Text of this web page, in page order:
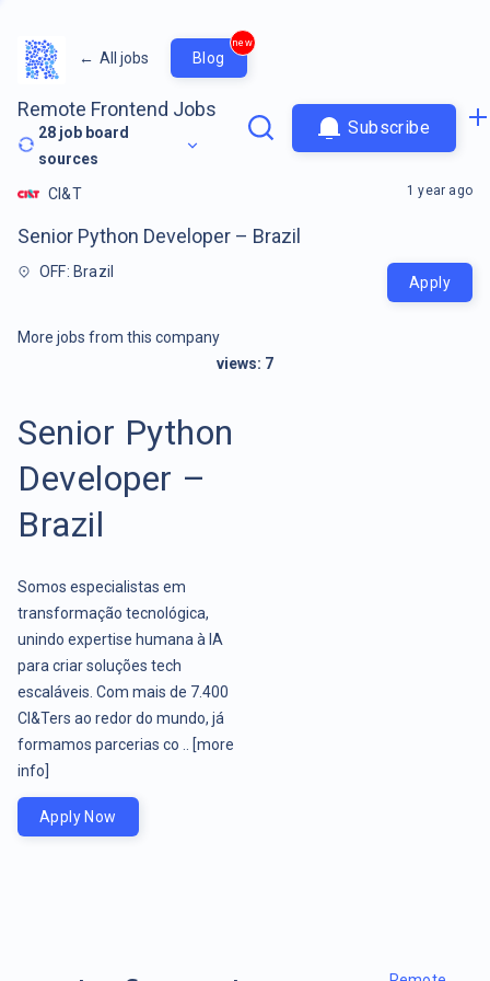
← All jobs Blog
new
Remote Frontend Jobs
28 job board
sources
Subscribe
CI&T
Senior Python Developer – Brazil
OFF: Brazil
1 year ago
Apply
More jobs from this company
views: 7
Senior Python
Developer –
Brazil
Somos especialistas em
transformação tecnológica,
unindo expertise humana à IA
para criar soluções tech
escaláveis. Com mais de 7.400
CI&Ters ao redor do mundo, já
formamos parcerias co ..
[more
info]
Apply Now